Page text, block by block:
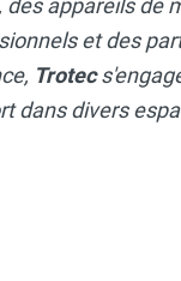
et des
Trotec
dans divers